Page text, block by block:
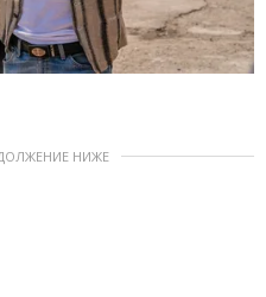
НИЖЕ